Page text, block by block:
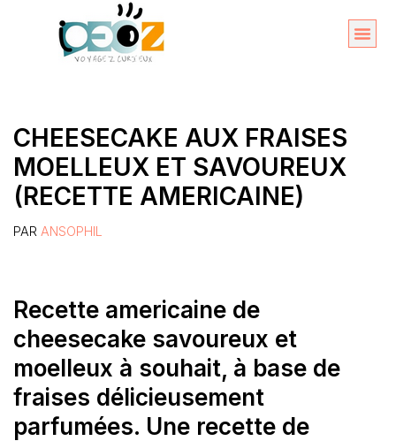
CHEESECAKE AUX FRAISES
MOELLEUX ET SAVOUREUX
(RECETTE AMERICAINE)
PAR ANSOPHIL
Recette americaine de
cheesecake savoureux et
moelleux à souhait, à base de
fraises délicieusement
parfumées. Une recette de